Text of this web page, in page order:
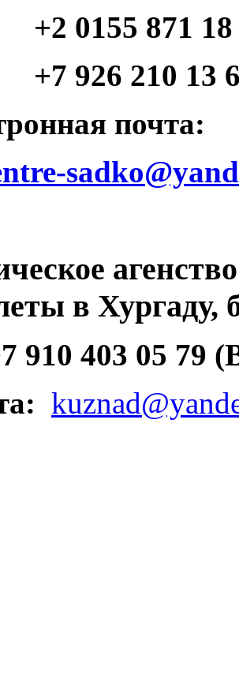
871 18 46
210 13 64
почта:
в Хургаду,
910 403 05 79